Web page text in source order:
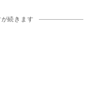
続きます